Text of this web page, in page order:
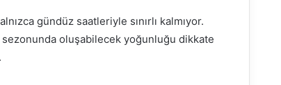
gündüz saatleriyle sınırlı kalmıyor.
oluşabilecek yoğunluğu dikkate